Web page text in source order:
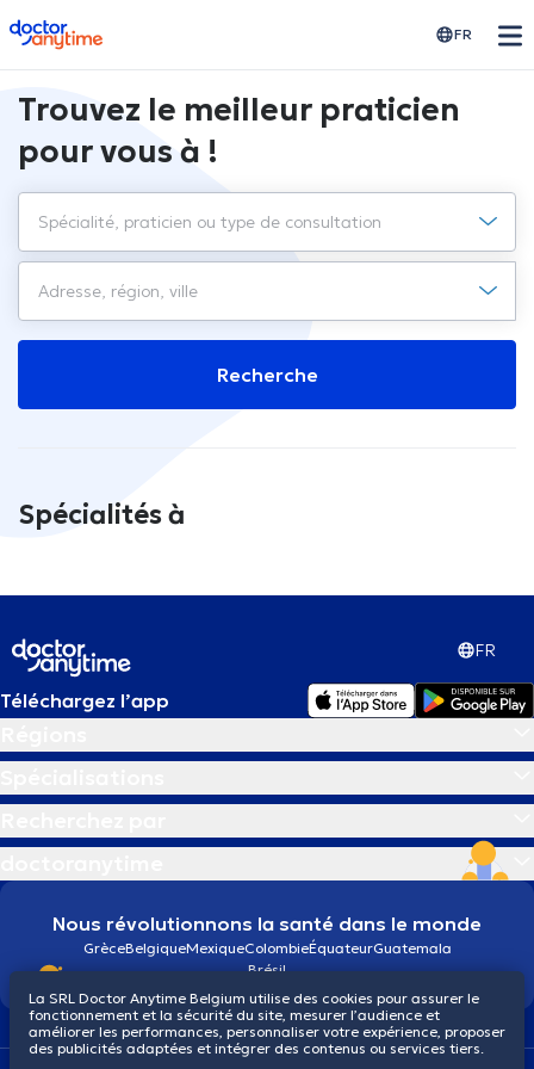
doctoranytime FR
Trouvez le meilleur praticien
pour vous à !
Recherche
Spécialités à
FR
Téléchargez l’app
Nous révolutionnons la santé dans le monde
GrèceBelgiqueMexiqueColombieÉquateurGuatemala
Brésil
La SRL Doctor Anytime Belgium utilise des cookies pour assurer le
fonctionnement et la sécurité du site, mesurer l’audience et
améliorer les performances, personnaliser votre expérience, proposer
des publicités adaptées et intégrer des contenus ou services tiers.